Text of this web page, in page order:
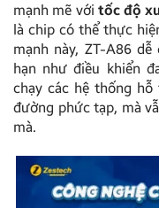
mạnh mẽ với tốc độ
là chip có thể thực
mạnh này, ZT-A86
hạn như điều khiển
chạy các hệ thống
đường phức tạp, mà
mà.